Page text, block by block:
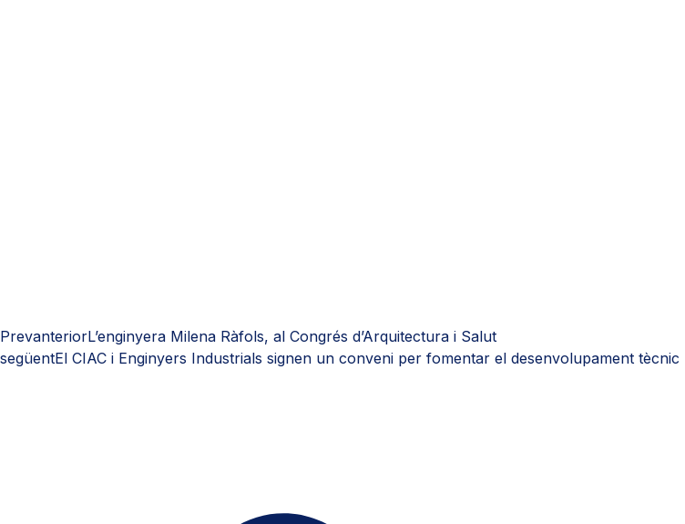
PrevanteriorL’enginyera Milena Ràfols, al Congrés d’Arquitectura i Salut
següentEl CIAC i Enginyers Industrials signen un conveni per fomentar el desenvolupament